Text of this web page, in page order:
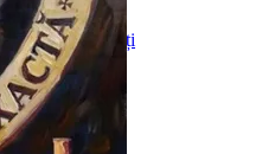
Subcarpați